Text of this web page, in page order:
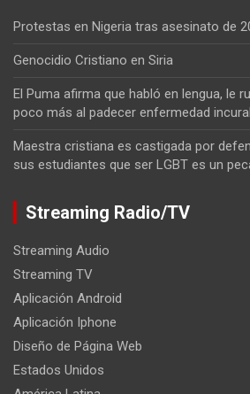
Protestas en Nigeria tras asesinato de
Genocidio Cristiano en Siria
El Puma afirma que habló en lengua, le
poco más al padecer enfermedad
Maestra cristiana es castigada por
sus estudiantes que ser LGBT es un
Streaming Radio/TV
Streaming Audio
Streaming TV
Aplicación Android
Aplicación Iphone
Diseño de Página Web
Estados Unidos